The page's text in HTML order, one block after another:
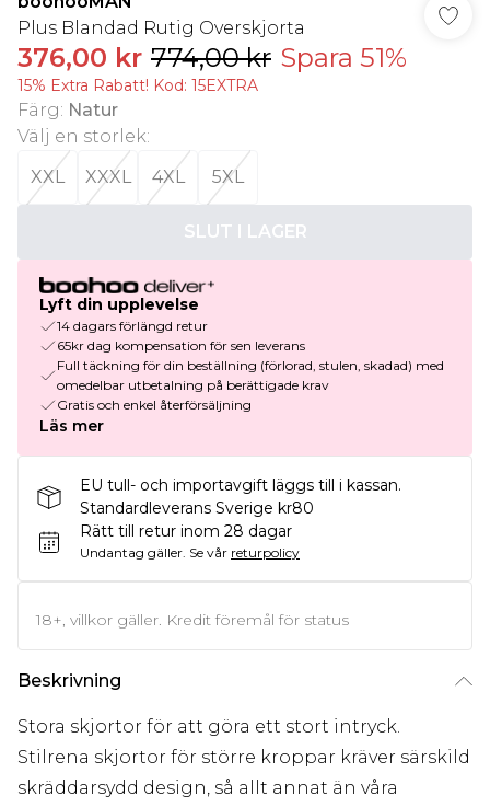
Plus Blandad Rutig Overskjorta
376,00 kr 774,00 kr Spara 51%
15% Extra Rabatt! Kod: 15EXTRA
Färg: Natur
Välj en storlek:
XXL
XXXL 4XL 5XL
SLUT I LAGER
Lyft din upplevelse
14 dagars förlängd retur
65kr dag kompensation för sen leverans
Full täckning för din beställning (förlorad, stulen, skadad) med
omedelbar utbetalning på berättigade krav
Gratis och enkel återförsäljning
Läs mer
EU tull- och importavgift läggs till i kassan.
Standardleverans Sverige kr80
Rätt till retur inom 28 dagar
Undantag gäller. Se vår returpolicy
18+, villkor gäller. Kredit föremål för status
Beskrivning
Stora skjortor för att göra ett stort intryck.
Stilrena skjortor för större kroppar kräver särskild
skräddarsydd design, så allt annat än våra